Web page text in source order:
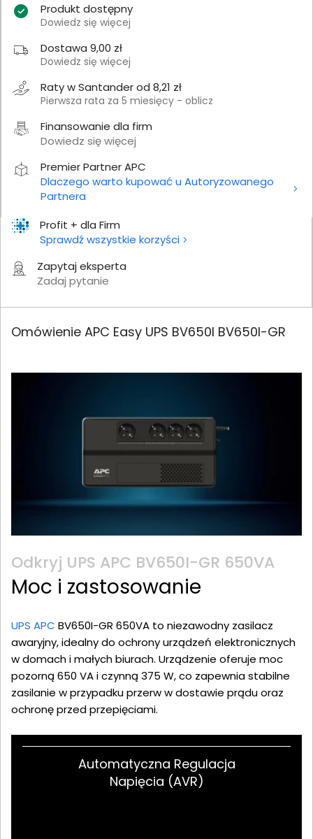
Profit + dla Firm
Sprawdź wszystkie korzyści
Zapytaj eksperta
Zadaj pytanie
Produkt dostępny
Dowiedz się więcej
Dostawa 9,00 zł
Dowiedz się więcej
Raty w Santander od 8,21 zł
Pierwsza rata za 5 miesięcy - oblicz
Finansowanie dla firm
Dowiedz się więcej
Premier Partner APC
Dlaczego warto kupować u Autoryzowanego
Partnera
Omówienie APC Easy UPS BV650I BV650I-GR
Odkryj UPS APC BV650I-GR 650VA
Moc i zastosowanie
UPS APC BV650I-GR 650VA to niezawodny zasilacz
awaryjny, idealny do ochrony urządzeń elektronicznych
w domach i małych biurach. Urządzenie oferuje moc
pozorną 650 VA i czynną 375 W, co zapewnia stabilne
zasilanie w przypadku przerw w dostawie prądu oraz
ochronę przed przepięciami.
Automatyczna Regulacja
Napięcia (AVR)